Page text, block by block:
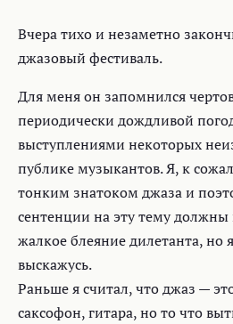
Вчера тихо и незаметно
джазовый фестиваль.
Для меня он запомнился
периодически дождливой
выступлениями некоторых
публике музыкантов. Я, к
тонким знатоком джаза и
сентенции на эту тему должны
жалкое блеяние дилетанта, но
выскажусь.
Раньше я считал, что джаз —
саксофон, гитара, но то что